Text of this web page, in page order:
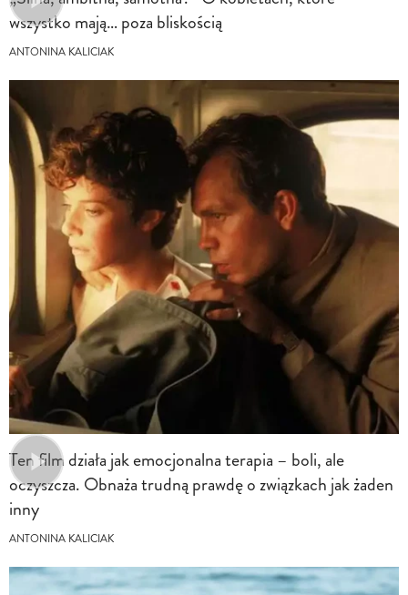
wszystko mają… poza bliskością
ANTONINA KALICIAK
Ten film działa jak emocjonalna terapia – boli, ale
oczyszcza. Obnaża trudną prawdę o związkach jak żaden
inny
ANTONINA KALICIAK